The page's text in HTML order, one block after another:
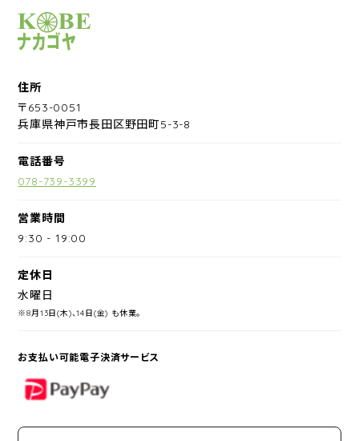
サイクルショップナカゴヤ
住所
〒653-0051
兵庫県神戸市長田区野田町5-3-8
電話番号
078-739-3399
営業時間
9:30 -19:00
定休日
水曜日
※8月13日(木)、14日(金) も休業。
お支払い可能電子決済サービス
PayPay